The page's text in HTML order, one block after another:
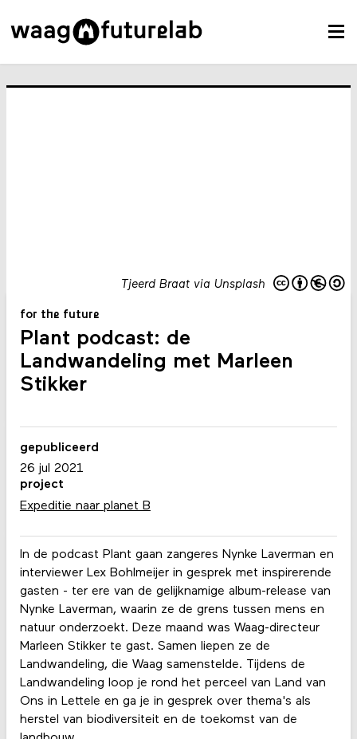
Tjeerd Braat via Unsplash
for the future
Plant podcast: de
Landwandeling met Marleen
Stikker
In de podcast Plant gaan zangeres Nynke Laverman en
interviewer Lex Bohlmeijer in gesprek met inspirerende
gasten - ter ere van de gelijknamige album-release van
Nynke Laverman, waarin ze de grens tussen mens en
natuur onderzoekt. Deze maand was Waag-directeur
Marleen Stikker te gast. Samen liepen ze de
Landwandeling, die Waag samenstelde. Tijdens de
Landwandeling loop je rond het perceel van Land van
Ons in Lettele en ga je in gesprek over thema's als
herstel van biodiversiteit en de toekomst van de
gepubliceerd
26 jul 2021
project
Expeditie naar planet B